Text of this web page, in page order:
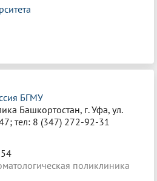
БГМУ
Башкортостан, г. Уфа, ул.
тел: 8 (347) 272-92-31
поликлиника